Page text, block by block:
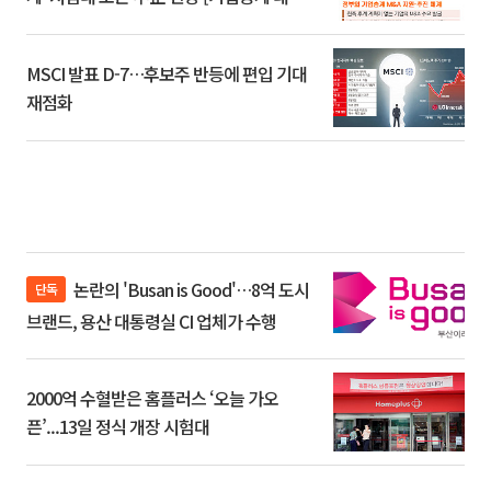
MSCI 발표 D-7…후보주 반등에 편입 기대
재점화
단독
브랜드, 용산 대통령실 CI 업체가 수행
2000억 수혈받은 홈플러스 ‘오늘 가오
픈’...13일 정식 개장 시험대